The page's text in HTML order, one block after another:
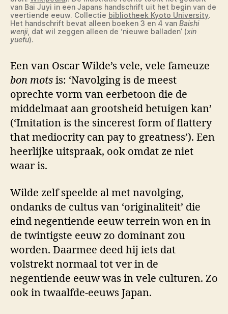
van Bai Juyi in een Japans handschrift uit het begin van de
veertiende eeuw. Collectie bibliotheek Kyoto University.
Het handschrift bevat alleen boeken 3 en 4 van Baishi
wenji, dat wil zeggen alleen de ‘nieuwe balladen’ (xin
yuefu).
Een van Oscar Wilde’s vele, vele fameuze
bon mots is: ‘Navolging is de meest
oprechte vorm van eerbetoon die de
middelmaat aan grootsheid betuigen kan’
(‘Imitation is the sincerest form of flattery
that mediocrity can pay to greatness’). Een
heerlijke uitspraak, ook omdat ze niet
waar is.
Wilde zelf speelde al met navolging,
ondanks de cultus van ‘originaliteit’ die
eind negentiende eeuw terrein won en in
de twintigste eeuw zo dominant zou
worden. Daarmee deed hij iets dat
volstrekt normaal tot ver in de
negentiende eeuw was in vele culturen. Zo
ook in twaalfde-eeuws Japan.